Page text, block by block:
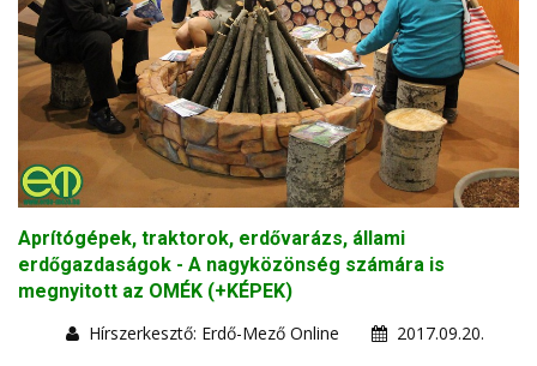
Aprítógépek, traktorok, erdővarázs, állami
erdőgazdaságok - A nagyközönség számára is
megnyitott az OMÉK (+KÉPEK)
Hírszerkesztő: Erdő-Mező Online
2017.09.20.